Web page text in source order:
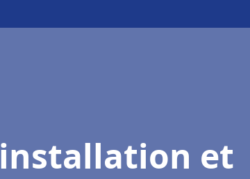
installation et